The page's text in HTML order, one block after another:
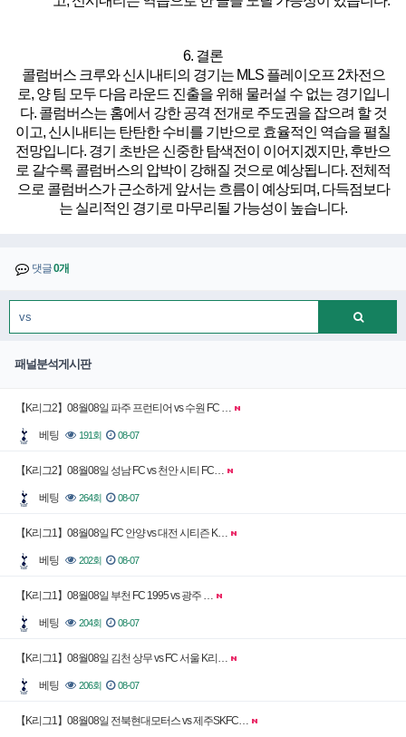
6. 결론
콜럼버스 크루와 신시내티의 경기는 MLS 플레이오프 2차전으
로, 양 팀 모두 다음 라운드 진출을 위해 물러설 수 없는 경기입니
다. 콜럼버스는 홈에서 강한 공격 전개로 주도권을 잡으려 할 것
이고, 신시내티는 탄탄한 수비를 기반으로 효율적인 역습을 펼칠
전망입니다. 경기 초반은 신중한 탐색전이 이어지겠지만, 후반으
로 갈수록 콜럼버스의 압박이 강해질 것으로 예상됩니다. 전체적
으로 콜럼버스가 근소하게 앞서는 흐름이 예상되며, 다득점보다
는 실리적인 경기로 마무리될 가능성이 높습니다.
댓글0개
패널분석게시판
【K리그2】08월08일 파주 프런티어 vs 수원 FC …
베팅 191회 08-07
【K리그2】08월08일 성남 FC vs 천안 시티 FC…
베팅 264회 08-07
【K리그1】08월08일 FC 안양 vs 대전 시티즌 K…
베팅 202회 08-07
【K리그1】08월08일 부천 FC 1995 vs 광주 …
베팅 204회 08-07
【K리그1】08월08일 김천 상무 vs FC 서울 K리…
베팅 206회 08-07
【K리그1】08월08일 전북현대모터스 vs 제주SKFC…